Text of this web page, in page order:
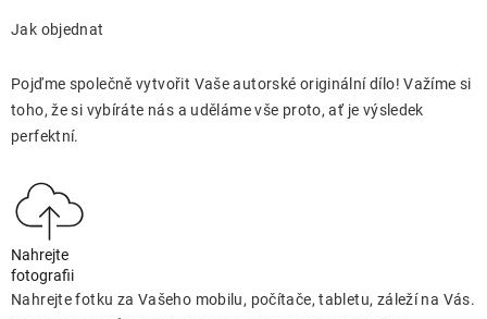
Jak objednat
Pojďme společně vytvořit Vaše autorské originální dílo! Važíme si
toho, že si vybíráte nás a uděláme vše proto, ať je výsledek
perfektní.
Nahrejte
fotografii
Nahrejte fotku za Vašeho mobilu, počítače, tabletu, záleží na Vás.